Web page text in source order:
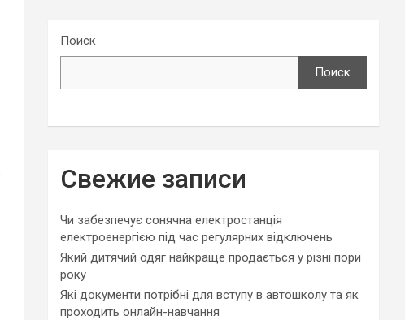
Поиск
Поиск
Свежие записи
Чи забезпечує сонячна електростанція
електроенергією під час регулярних відключень
Який дитячий одяг найкраще продається у різні пори
року
Які документи потрібні для вступу в автошколу та як
проходить онлайн-навчання